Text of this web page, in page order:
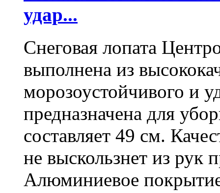
удар...
Снеговая лопата
выполнена из
морозоустойчивого и
предназначена для
составляет 49 см.
не выскользнет из рук
Алюминиевое